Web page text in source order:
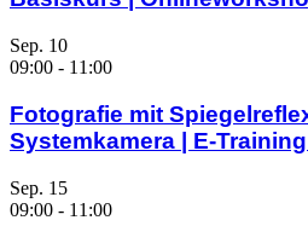
Sep. 10
09:00 - 11:00
Fotografie mit
Systemkamera | E-
Sep. 15
09:00 - 11:00